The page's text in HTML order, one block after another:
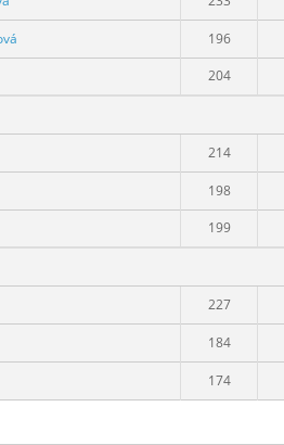
196
204
214
198
199
227
184
174